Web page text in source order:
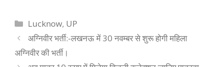
Categories
Lucknow, UP
अग्निवीर भर्ती:-लखनऊ में 30 नवम्बर से शुरू होगी महिला
अग्निवीर की भर्ती।